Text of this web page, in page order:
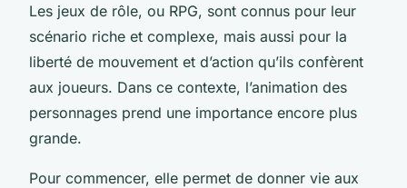
Les jeux de rôle, ou RPG, sont connus pour leur
scénario riche et complexe, mais aussi pour la
liberté de mouvement et d’action qu’ils confèrent
aux joueurs. Dans ce contexte, l’animation des
personnages prend une importance encore plus
grande.
Pour commencer, elle permet de donner vie aux